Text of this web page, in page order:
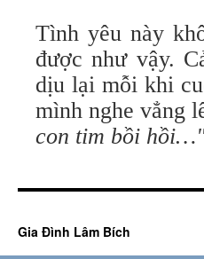
Tình yêu này
được như vậy.
dịu lại mỗi khi
mình nghe vẳng
con tim bồi
Gia Đình Lâm Bích